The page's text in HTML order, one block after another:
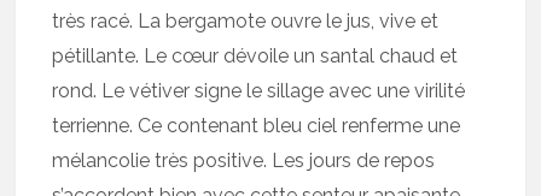
très racé. La bergamote ouvre le jus, vive et
pétillante. Le cœur dévoile un santal chaud et
rond. Le vétiver signe le sillage avec une virilité
terrienne. Ce contenant bleu ciel renferme une
mélancolie très positive. Les jours de repos